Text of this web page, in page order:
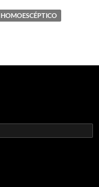
HOMOESCÉPTICO